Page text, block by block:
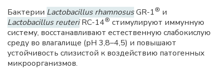
Бактерии Lactobacillus rhamnosusGR-1® и
Lactobacillus reuteriRC-14® стимулируют иммунную
систему, восстанавливают естественную слабокислую
среду во влагалище (рН 3,8–4,5) и повышают
устойчивость слизистой к воздействию патогенных
микроорганизмов.